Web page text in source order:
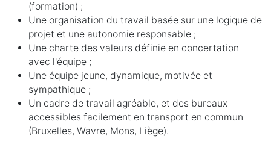
(formation) ;
Une organisation du travail basée sur une logique de
projet et une autonomie responsable ;
Une charte des valeurs définie en concertation
avec l'équipe ;
Une équipe jeune, dynamique, motivée et
sympathique ;
Un cadre de travail agréable, et des bureaux
accessibles facilement en transport en commun
(Bruxelles, Wavre, Mons, Liège).